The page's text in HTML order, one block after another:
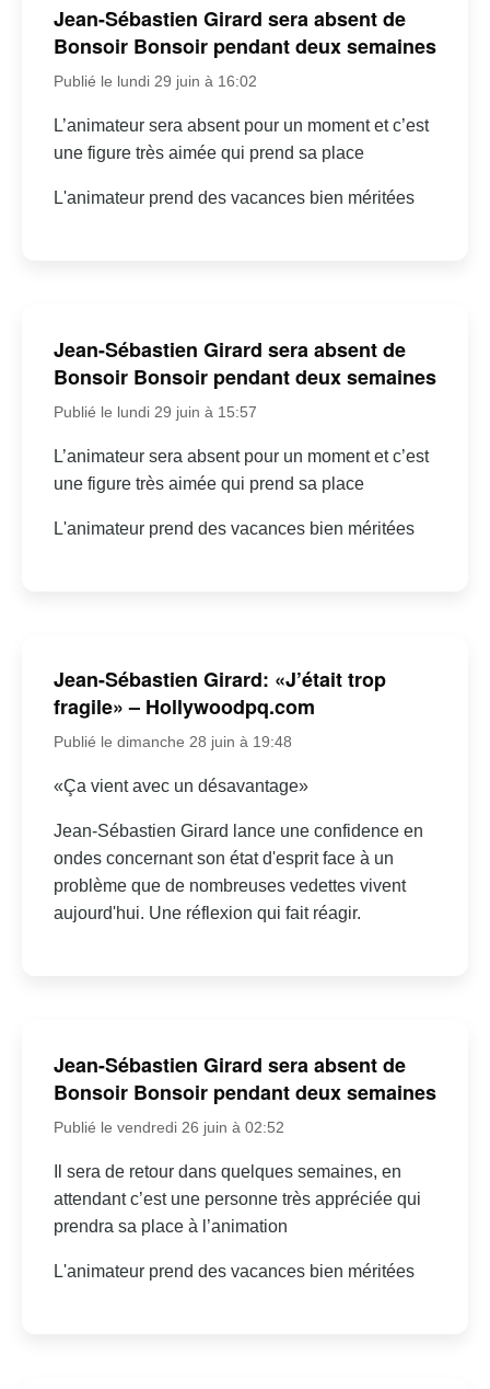
Jean-Sébastien Girard sera absent de
Bonsoir Bonsoir pendant deux semaines
Publié le lundi 29 juin à 16:02
L’animateur sera absent pour un moment et c’est
une figure très aimée qui prend sa place
L'animateur prend des vacances bien méritées
Jean-Sébastien Girard sera absent de
Bonsoir Bonsoir pendant deux semaines
Publié le lundi 29 juin à 15:57
L’animateur sera absent pour un moment et c’est
une figure très aimée qui prend sa place
L'animateur prend des vacances bien méritées
Jean-Sébastien Girard: «J’était trop
fragile» – Hollywoodpq.com
Publié le dimanche 28 juin à 19:48
«Ça vient avec un désavantage»
Jean-Sébastien Girard lance une confidence en
ondes concernant son état d'esprit face à un
problème que de nombreuses vedettes vivent
aujourd'hui. Une réflexion qui fait réagir.
Jean-Sébastien Girard sera absent de
Bonsoir Bonsoir pendant deux semaines
Publié le vendredi 26 juin à 02:52
Il sera de retour dans quelques semaines, en
attendant c’est une personne très appréciée qui
prendra sa place à l’animation
L'animateur prend des vacances bien méritées